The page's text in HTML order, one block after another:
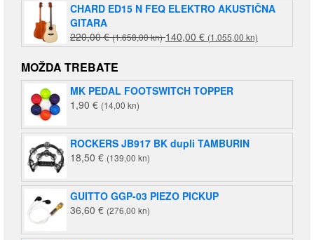
CHARD ED15 N FEQ ELEKTRO AKUSTIČNA
GITARA
220,00€ (1.658,00 kn)Izvorna
cijena
je:
220,00 €
140,00 € (1.055,00 kn)
cijena
140,00 €
MOŽDA TREBATE
MK PEDAL FOOTSWITCH TOPPER
1,90 € (14,00 kn)
ROCKERS JB917 BK dupli TAMBURIN
18,50 € (139,00 kn)
GUITTO GGP-03 PIEZO PICKUP
36,60 € (276,00 kn)